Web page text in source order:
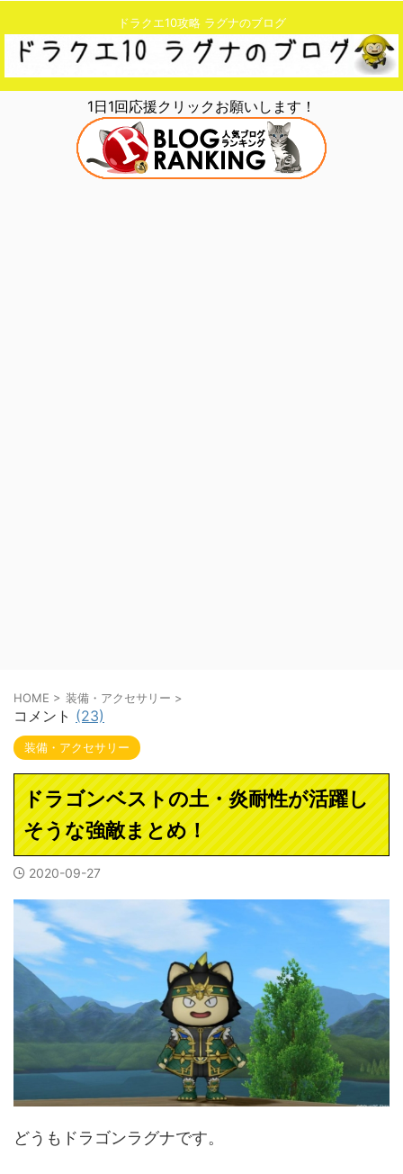
ドラクエ10攻略 ラグナのブログ
1日1回応援クリックお願いします！
HOME > 装備・アクセサリー >
コメント (23)
装備・アクセサリー
ドラゴンベストの土・炎耐性が活躍し
そうな強敵まとめ！
2020-09-27
どうもドラゴンラグナです。